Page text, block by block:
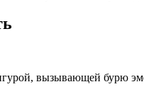
вызывающей бурю